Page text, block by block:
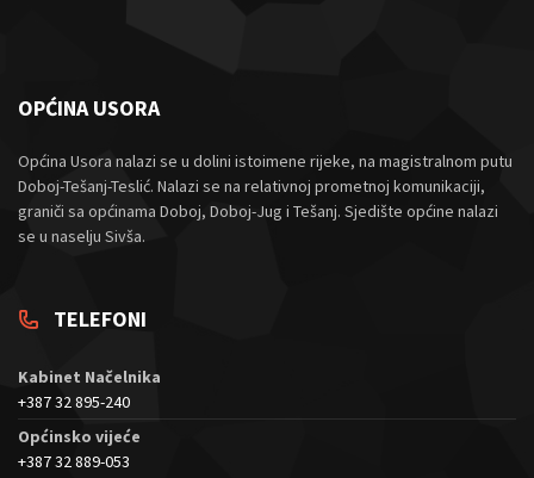
OPĆINA USORA
Općina Usora nalazi se u dolini istoimene rijeke, na magistralnom putu
Doboj-Tešanj-Teslić. Nalazi se na relativnoj prometnoj komunikaciji,
graniči sa općinama Doboj, Doboj-Jug i Tešanj. Sjedište općine nalazi
se u naselju Sivša.
TELEFONI
Kabinet Načelnika
+387 32 895-240
Općinsko vijeće
+387 32 889-053